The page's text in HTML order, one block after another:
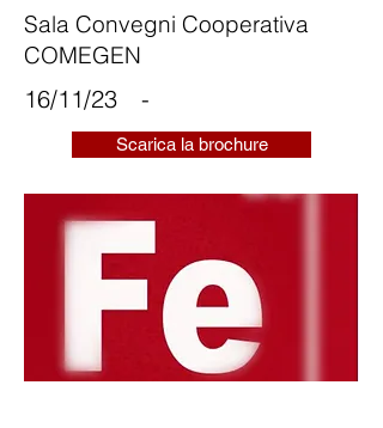
Sala Convegni Cooperativa
COMEGEN
16/11/23 -
Scarica la brochure